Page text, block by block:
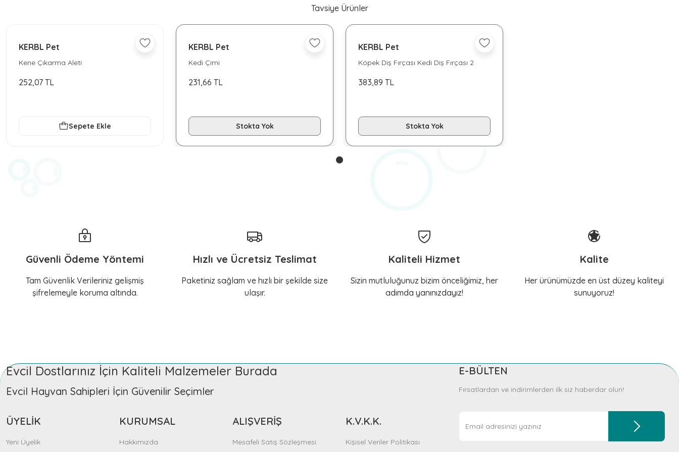
Çok memnunum, her ihtiyacımda mutlaka buraya geliyorum, içim rahat
Teşekkürler
Gizem Özpınar | 18/11/2025
Nil Arya Tuğcu | 18/11/2025
Teşekkürler
Hilal Kaya | 18/11/2025
Deneyimini Paylaş Diğer yorumları göster
Tavsiye Ürünler
KERBL Pet
Kene Çıkarma Aleti
252,07 TL
Sepete Ekle
KERBL Pet
Kedi Çimi
231,66 TL
Stokta Yok
KERBL Pet
Köpek Diş Fırçası Kedi Diş Fırçası 2
383,89 TL
Stokta Yok
Güvenli Ödeme Yöntemi
Tam Güvenlik Verileriniz gelişmiş
şifrelemeyle koruma altında.
Hızlı ve Ücretsiz Teslimat
Paketiniz sağlam ve hızlı bir şekilde size
ulaşır.
Kaliteli Hizmet
Sizin mutluluğunuz bizim önceliğimiz, her
adımda yanınızdayız!
Kalite
Her ürünümüzde en üst düzey kaliteyi
sunuyoruz!
Evcil Dostlarınız İçin Kaliteli Malzemeler Burada
Evcil Hayvan Sahipleri İçin Güvenilir Seçimler
ÜYELİK
Yeni Üyelik
KURUMSAL
Hakkımızda
ALIŞVERİŞ
Mesafeli Satış Sözleşmesi
K.V.K.K.
Kişisel Veriler Politikası
E-BÜLTEN
Fırsatlardan ve indirimlerden ilk siz haberdar olun!